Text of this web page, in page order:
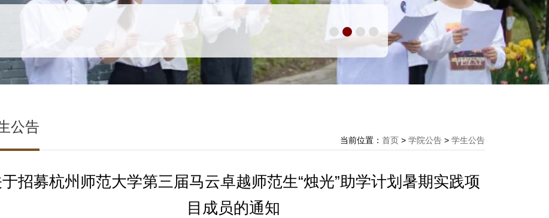
当前位置： 首页 > 学院公告 > 学生公告
公告
招募杭州师范大学第三届马云卓越师范生“烛光”助学计划暑期实践项
目成员的通知